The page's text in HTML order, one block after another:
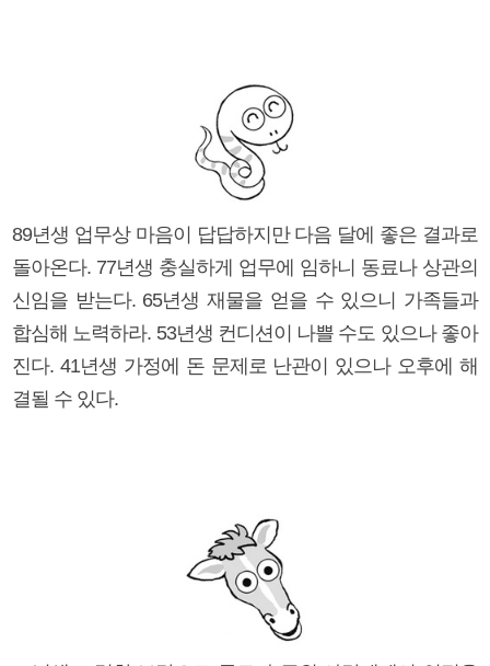
89년생 업무상 마음이 답답하지만 다음 달에 좋은 결과로
돌아온다. 77년생 충실하게 업무에 임하니 동료나 상관의
신임을 받는다. 65년생 재물을 얻을 수 있으니 가족들과
합심해 노력하라. 53년생 컨디션이 나쁠 수도 있으나 좋아
진다. 41년생 가정에 돈 문제로 난관이 있으나 오후에 해
결될 수 있다.